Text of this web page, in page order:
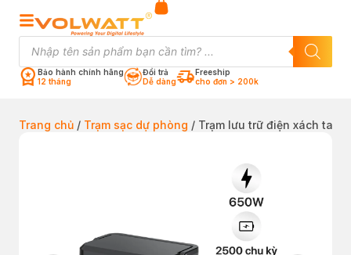
Bảo hành chính hãng
12 tháng
Đổi trả
Dễ dàng
Freeship
cho đơn > 200k
Trang chủ / Trạm sạc dự phòng / Trạm lưu trữ điện xách tay